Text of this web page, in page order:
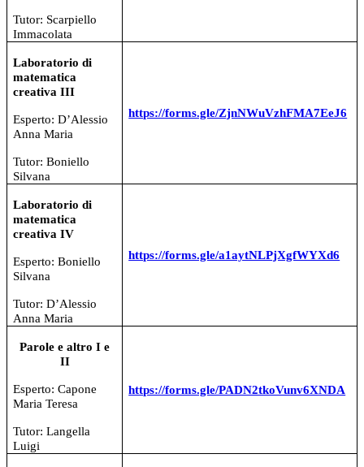
Tutor: Scarpiello
Immacolata
Laboratorio di
matematica
creativa III
Esperto: D’Alessio
Anna Maria
Tutor: Boniello
Silvana
https://forms.gle/ZjnNWuVzhFMA7EeJ6
Laboratorio di
matematica
creativa IV
Esperto: Boniello
Silvana
Tutor: D’Alessio
Anna Maria
https://forms.gle/a1aytNLPjXgfWYXd6
Parole e altro I e
II
Esperto: Capone
Maria Teresa
Tutor: Langella
Luigi
https://forms.gle/PADN2tkoVunv6XNDA